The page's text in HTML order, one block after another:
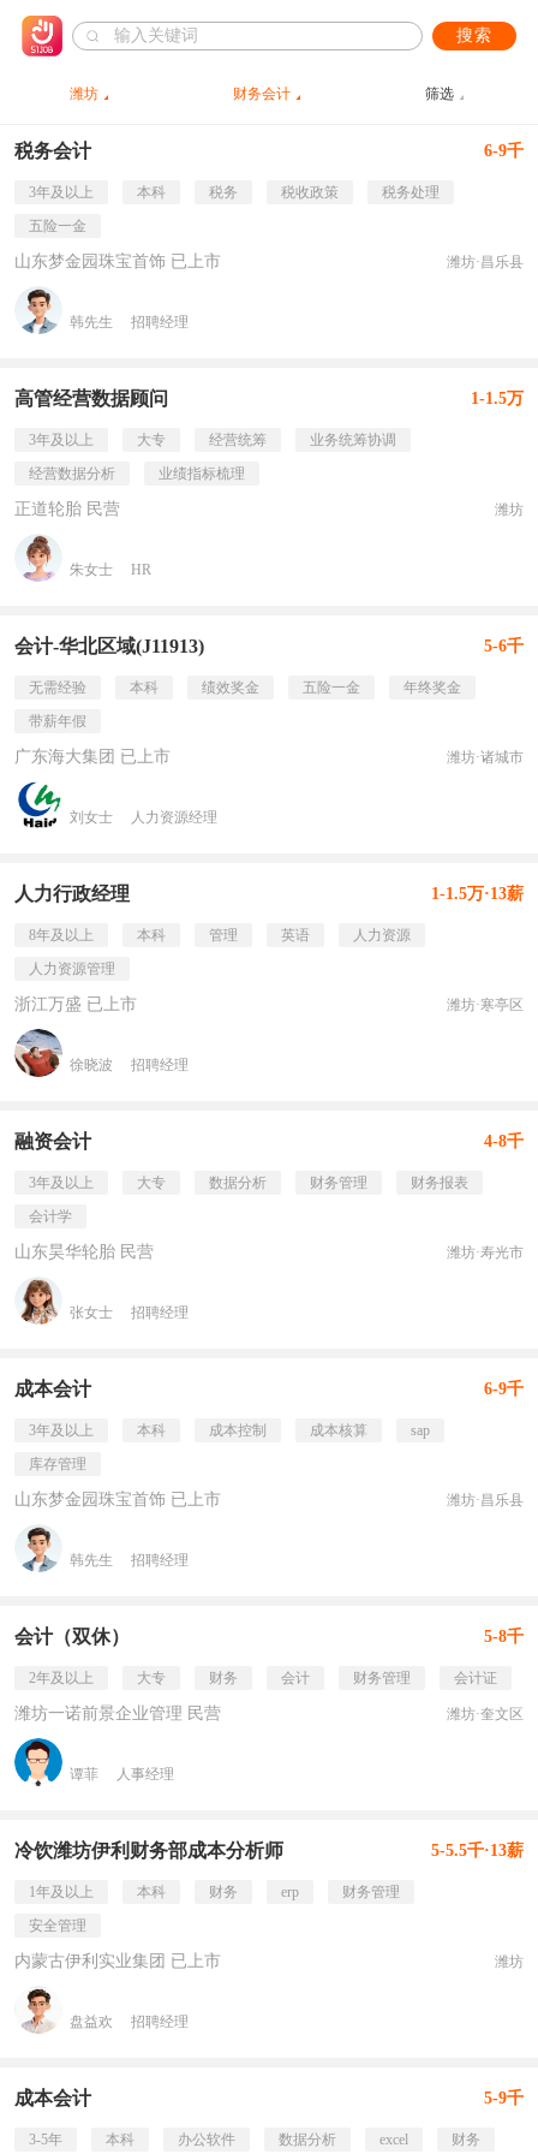
搜索
潍坊 财务会计 筛选
税务会计 6-9千
3年及以上 本科 税务 税收政策
税务处理
五险一金
山东梦金园珠宝首饰 已上市 潍坊·昌乐县
韩先生 招聘经理
高管经营数据顾问 1-1.5万
3年及以上 大专 经营统筹
业务统筹协调
经营数据分析
业绩指标梳理
正道轮胎 民营 潍坊
朱女士 HR
会计-华北区域(J11913) 5-6千
无需经验 本科 绩效奖金 五险一金
年终奖金
带薪年假
广东海大集团 已上市 潍坊·诸城市
刘女士 人力资源经理
人力行政经理 1-1.5万·13薪
8年及以上 本科 管理 英语
人力资源
人力资源管理
浙江万盛 已上市 潍坊·寒亭区
徐晓波 招聘经理
融资会计 4-8千
3年及以上 大专 数据分析 财务管理
财务报表
会计学
山东昊华轮胎 民营 潍坊·寿光市
张女士 招聘经理
成本会计 6-9千
3年及以上 本科 成本控制 成本核算
sap
库存管理
山东梦金园珠宝首饰 已上市 潍坊·昌乐县
韩先生 招聘经理
会计（双休） 5-8千
2年及以上 大专 财务 会计 财务管理 会计证
潍坊一诺前景企业管理 民营 潍坊·奎文区
谭菲 人事经理
冷饮潍坊伊利财务部成本分析师 5-5.5千·13薪
1年及以上 本科 财务 erp
财务管理
安全管理
内蒙古伊利实业集团 已上市 潍坊
盘益欢 招聘经理
成本会计 5-9千
3-5年 本科 办公软件 数据分析 excel 财务